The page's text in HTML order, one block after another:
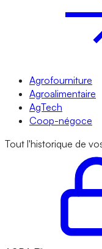
Agrofourniture
Agroalimentaire
AgTech
Coop-négoce
Tout l'historique de